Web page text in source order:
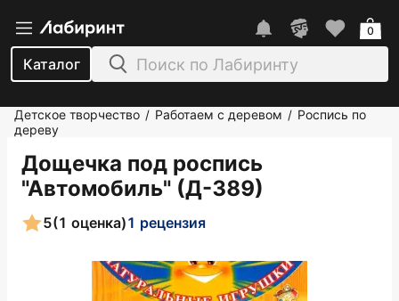
Каталог
0
Детское творчество / Работаем с деревом / Роспись по
дереву
Дощечка под роспись
"Автомобиль" (Д-389)
5(1 оценка)1 рецензия